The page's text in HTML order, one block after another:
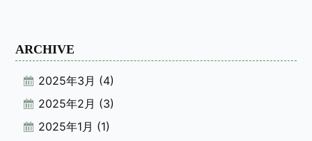
ARCHIVE
2025年3月 (4)
2025年2月 (3)
2025年1月 (1)